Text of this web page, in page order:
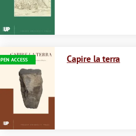
r
i
m
e
n
t
o
ACCESS
Immagine Capire la terra